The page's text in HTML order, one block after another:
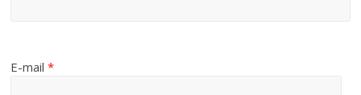
E-mail*